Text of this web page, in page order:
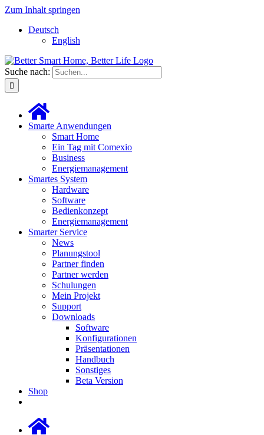
Zum Inhalt springen
Deutsch
English
Suche nach:
Smarte Anwendungen
Smart Home
Ein Tag mit Comexio
Business
Energiemanagement
Smartes System
Hardware
Software
Bedienkonzept
Energiemanagement
Smarter Service
News
Planungstool
Partner finden
Partner werden
Schulungen
Mein Projekt
Support
Downloads
Software
Konfigurationen
Präsentationen
Handbuch
Sonstiges
Beta Version
Shop